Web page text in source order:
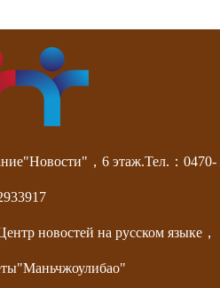
，6 этаж.Тел.：0470-
новостей на русском языке，